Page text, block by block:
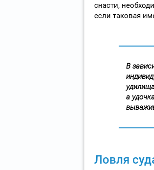
снасти,
если таковая
В
а
Ловля